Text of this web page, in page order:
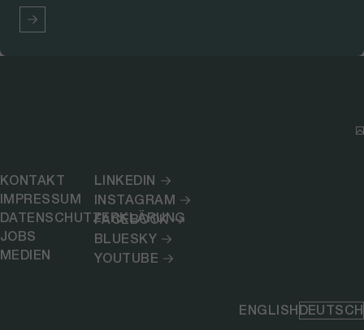
KONTAKT
IMPRESSUM
DATENSCHUTZERKLÄRUNG
JOBS
MEDIEN
LINKEDIN
INSTAGRAM
FACEBOOK
BLUESKY
YOUTUBE
ENGLISHDEUTSCH